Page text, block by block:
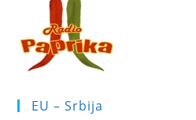
EU – Srbija